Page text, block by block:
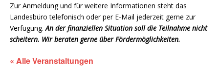
Zur Anmeldung und für weitere Informationen steht das
Landesbüro telefonisch oder per E-Mail jederzeit gerne zur
Verfügung.An der finanziellen Situation soll die Teilnahme nicht
scheitern. Wir beraten gerne über Fördermöglichkeiten.
« Alle Veranstaltungen